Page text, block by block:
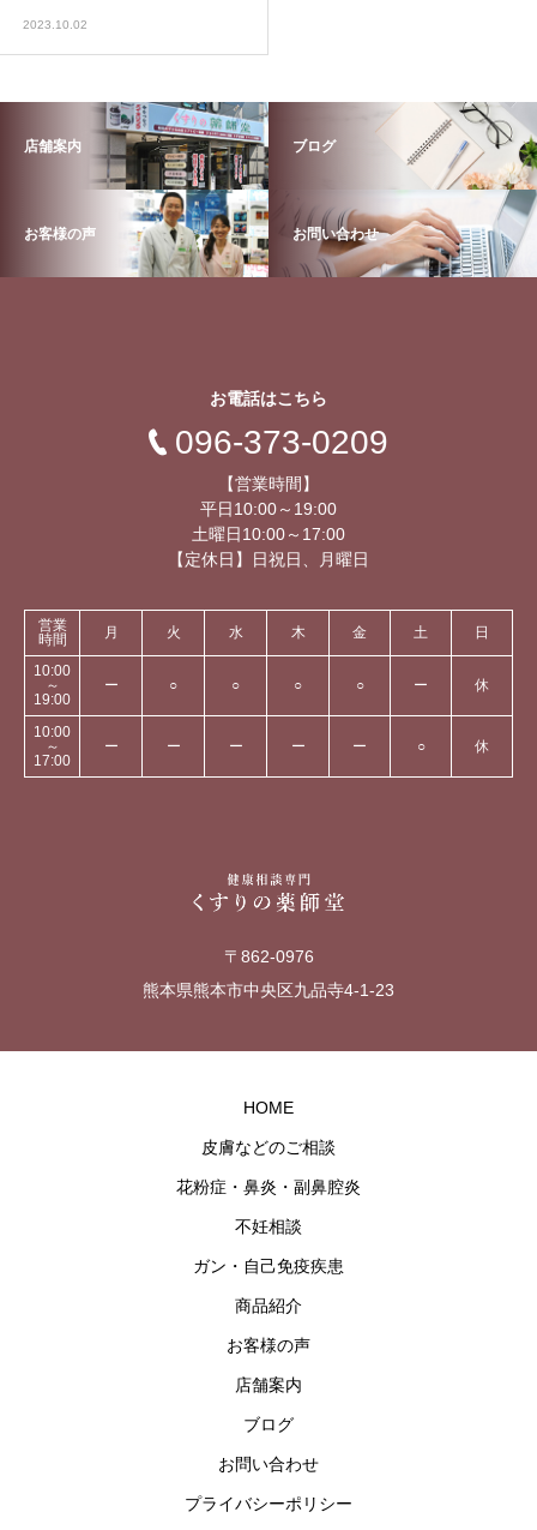
2023.10.02
店舗案内 ブログ
お客様の声 お問い合わせ
お電話はこちら
096-373-0209
【営業時間】
平日10:00～19:00
土曜日10:00～17:00
【定休日】日祝日、月曜日
営業
時間
月 火 水 木 金 土 日
10:00
～
19:00
ー ○ ○ ○ ○ ー 休
10:00
～
17:00
ー ー ー ー ー ○ 休
〒862-0976
熊本県熊本市中央区九品寺4-1-23
HOME
皮膚などのご相談
花粉症・鼻炎・副鼻腔炎
不妊相談
ガン・自己免疫疾患
商品紹介
お客様の声
店舗案内
ブログ
お問い合わせ
プライバシーポリシー